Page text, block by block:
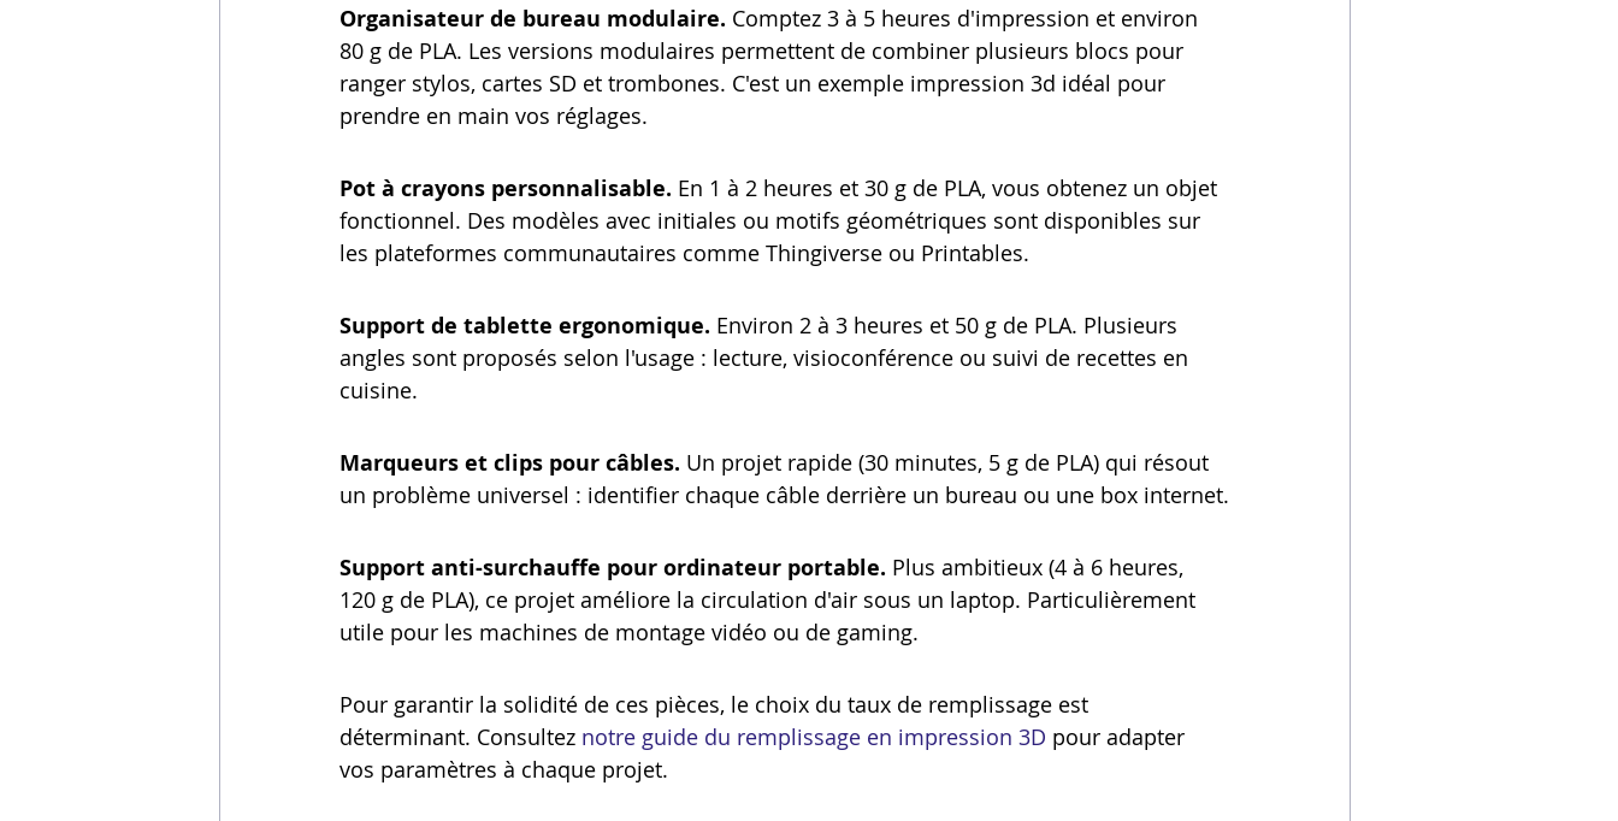
Organisateur de bureau modulaire. Comptez 3 à 5 heures d'impression et environ
80 g de PLA. Les versions modulaires permettent de combiner plusieurs blocs pour
ranger stylos, cartes SD et trombones. C'est un exemple impression 3d idéal pour
prendre en main vos réglages.
Pot à crayons personnalisable. En 1 à 2 heures et 30 g de PLA, vous obtenez un objet
fonctionnel. Des modèles avec initiales ou motifs géométriques sont disponibles sur
les plateformes communautaires comme Thingiverse ou Printables.
Support de tablette ergonomique. Environ 2 à 3 heures et 50 g de PLA. Plusieurs
angles sont proposés selon l'usage : lecture, visioconférence ou suivi de recettes en
cuisine.
Marqueurs et clips pour câbles. Un projet rapide (30 minutes, 5 g de PLA) qui résout
un problème universel : identifier chaque câble derrière un bureau ou une box internet.
Support anti-surchauffe pour ordinateur portable. Plus ambitieux (4 à 6 heures,
120 g de PLA), ce projet améliore la circulation d'air sous un laptop. Particulièrement
utile pour les machines de montage vidéo ou de gaming.
Pour garantir la solidité de ces pièces, le choix du taux de remplissage est
déterminant. Consultez notre guide du remplissage en impression 3D pour adapter
vos paramètres à chaque projet.